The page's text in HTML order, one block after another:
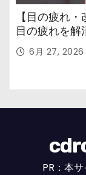
【目の疲れ
目の疲れを解
市の女性・美
6月 27, 2026
PR：本